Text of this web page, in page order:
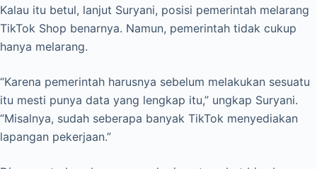
Kalau itu betul, lanjut Suryani, posisi pemerintah melarang
TikTok Shop benarnya. Namun, pemerintah tidak cukup
hanya melarang.
“Karena pemerintah harusnya sebelum melakukan sesuatu
itu mesti punya data yang lengkap itu,” ungkap Suryani.
“Misalnya, sudah seberapa banyak TikTok menyediakan
lapangan pekerjaan.”